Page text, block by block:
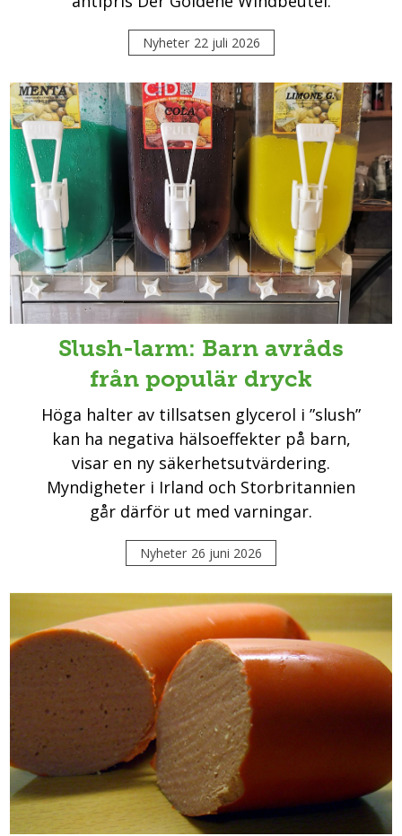
Nyheter 22 juli 2026
Slush-larm: Barn avråds
från populär dryck
Höga halter av tillsatsen glycerol i ”slush”
kan ha negativa hälsoeffekter på barn,
visar en ny säkerhetsutvärdering.
Myndigheter i Irland och Storbritannien
går därför ut med varningar.
Nyheter 26 juni 2026